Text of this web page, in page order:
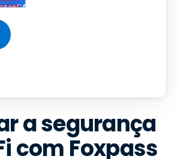
a segurança
com Foxpass